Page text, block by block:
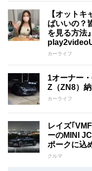
【オット
ばいいの？
を見る方法
カーライフ
1オーナー
Z（ZN8）
カーライフ
レイズ｢
ーのMINI
ポークに込
クルマ